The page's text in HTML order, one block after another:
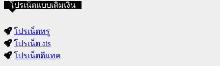
โปรเน็ตแบบเติมเงิน
โปรเน็ตทรู
โปรเน็ต ais
โปรเน็ตดีแทค